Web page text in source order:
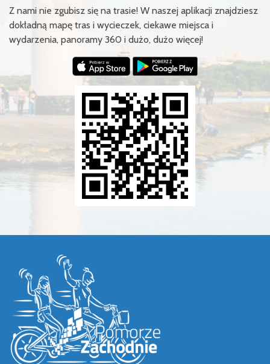
Z nami nie zgubisz się na trasie! W naszej aplikacji znajdziesz
dokładną mapę tras i wycieczek, ciekawe miejsca i
wydarzenia, panoramy 360 i dużo, dużo więcej!